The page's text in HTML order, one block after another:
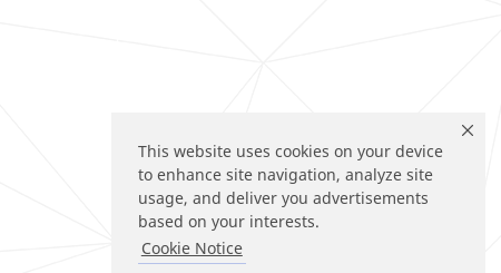
This website uses cookies on your device
to enhance site navigation, analyze site
usage, and deliver you advertisements
based on your interests.
Cookie Notice